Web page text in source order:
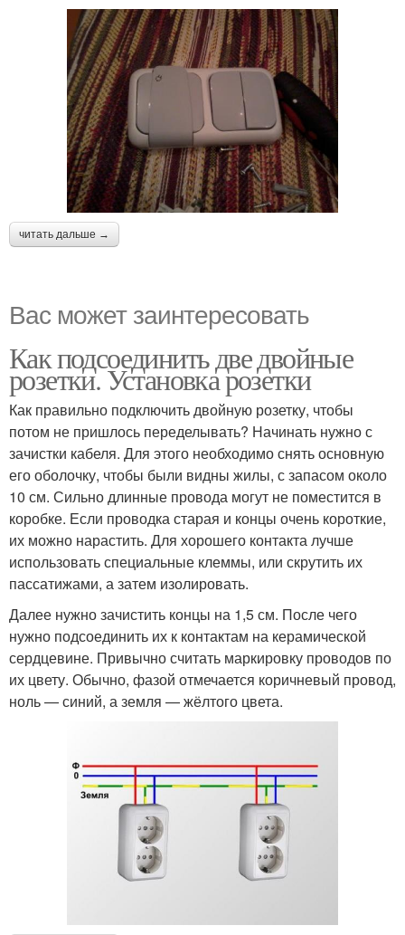
читать дальше →
Вас может заинтересовать
Как подсоединить две двойные
розетки. Установка розетки
Как правильно подключить двойную розетку, чтобы
потом не пришлось переделывать? Начинать нужно с
зачистки кабеля. Для этого необходимо снять основную
его оболочку, чтобы были видны жилы, с запасом около
10 см. Сильно длинные провода могут не поместится в
коробке. Если проводка старая и концы очень короткие,
их можно нарастить. Для хорошего контакта лучше
использовать специальные клеммы, или скрутить их
пассатижами, а затем изолировать.
Далее нужно зачистить концы на 1,5 см. После чего
нужно подсоединить их к контактам на керамической
сердцевине. Привычно считать маркировку проводов по
их цвету. Обычно, фазой отмечается коричневый провод,
ноль — синий, а земля — жёлтого цвета.